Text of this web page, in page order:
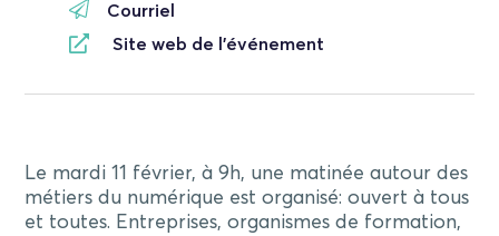
Courriel
Site web de l'événement
Le mardi 11 février, à 9h, une matinée autour des
métiers du numérique est organisé: ouvert à tous
et toutes. Entreprises, organismes de formation,